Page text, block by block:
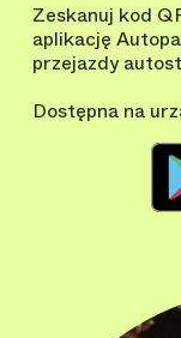
Zeskanuj kod
aplikację
przejazdy
Dostępna na